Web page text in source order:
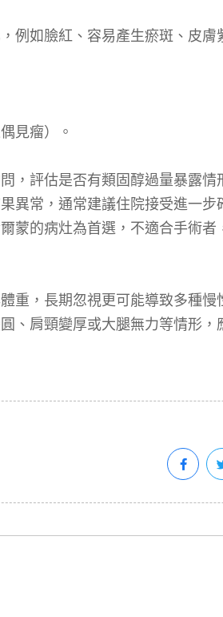
例如臉紅、容易產生瘀斑、皮膚
見瘤）。
，評估是否有類固醇過量暴露
異常，通常建議住院接受進一
蒙的病灶為首選，不適合手術
重，長期忽視更可能導致多種
、肩頸變厚或大腿無力等情形